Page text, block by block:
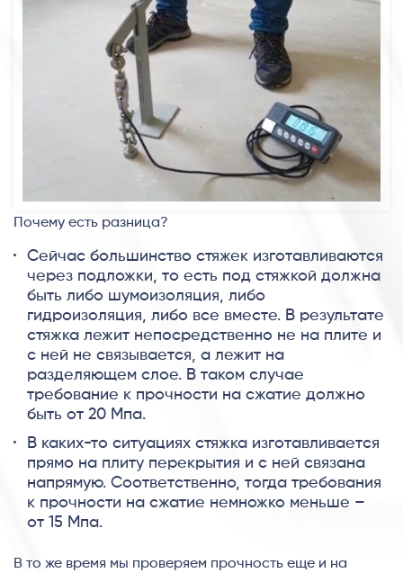
Почему есть разница?
Сейчас большинство стяжек изготавливаются
через подложки, то есть под стяжкой должна
быть либо шумоизоляция, либо
гидроизоляция, либо все вместе. В результате
стяжка лежит непосредственно не на плите и
с ней не связывается, а лежит на
разделяющем слое. В таком случае
требование к прочности на сжатие должно
быть от 20 Мпа.
В каких-то ситуациях стяжка изготавливается
прямо на плиту перекрытия и с ней связана
напрямую. Соответственно, тогда требования
к прочности на сжатие немножко меньше –
от 15 Мпа.
В то же время мы проверяем прочность еще и на